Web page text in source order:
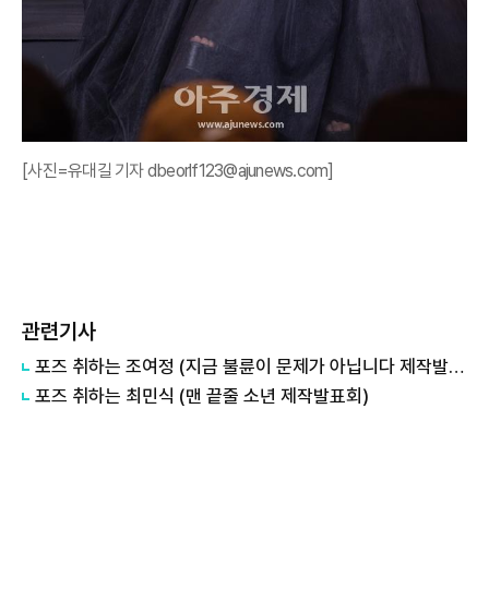
[사진=유대길 기자 dbeorlf123@ajunews.com]
관련기사
포즈 취하는 조여정 (지금 불륜이 문제가 아닙니다 제작발표회)
포즈 취하는 최민식 (맨 끝줄 소년 제작발표회)